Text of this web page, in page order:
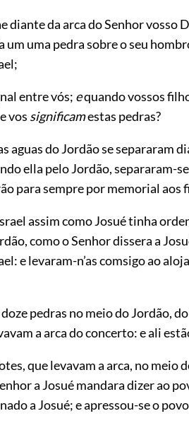
diante da arca do Senhor vosso
um uma pedra sobre o seu
entre vós; equando vossos
vos significamestas pedras?
aguas do Jordão se separaram
ella pelo Jordão, separaram-
para sempre por memorial aos
assim como Josué tinha
como o Senhor dissera a
e levaram-n’as comsigo ao
pedras no meio do Jordão,
a arca do concerto: e ali
que levavam a arca, no meio
a Josué mandara dizer ao
a Josué; e apressou-se o